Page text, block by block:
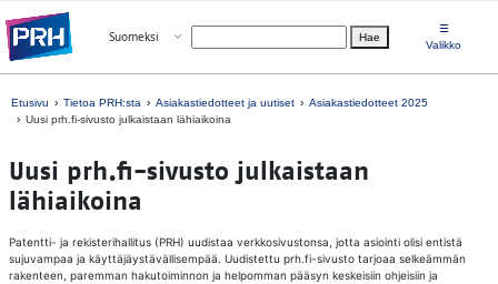
Valitse kieli
Suomeksi Avaa valikko Hae
☰
Valikko
Etusivu Tietoa PRH:sta Asiakastiedotteet ja uutiset
Asiakastiedotteet 2025
Uusi prh.fi-sivusto julkaistaan lähiaikoina
Uusi prh.fi-sivusto julkaistaan
lähiaikoina
Patentti- ja rekisterihallitus (PRH) uudistaa verkkosivustonsa, jotta asiointi olisi entistä
sujuvampaa ja käyttäjäystävällisempää. Uudistettu prh.fi-sivusto tarjoaa selkeämmän
rakenteen, paremman hakutoiminnon ja helpomman pääsyn keskeisiin ohjeisiin ja